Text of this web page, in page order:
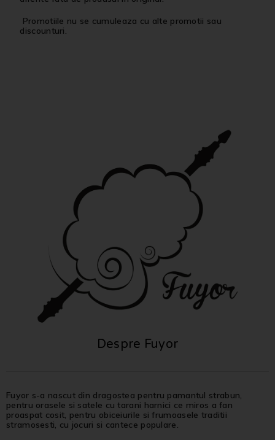
Promotiile nu se cumuleaza cu alte promotii sau
discounturi.
Despre Fuyor
Fuyor s-a nascut din dragostea pentru pamantul strabun,
pentru orasele si satele cu tarani harnici ce miros a fan
proaspat cosit, pentru obiceiurile si frumoasele traditii
stramosesti, cu jocuri si cantece populare.